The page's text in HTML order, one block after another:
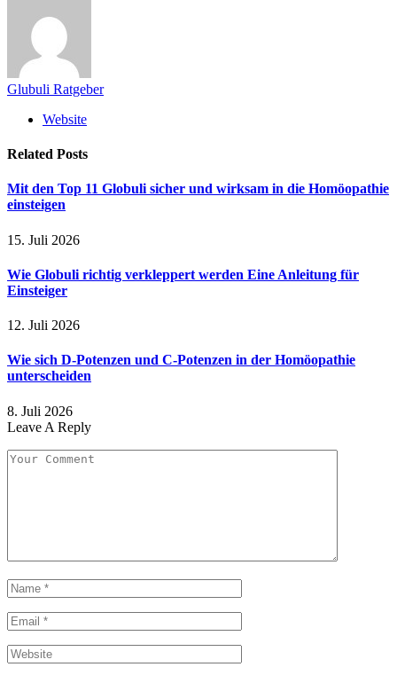
Glubuli Ratgeber
Website
Related Posts
Mit den Top 11 Globuli sicher und wirksam in die Homöopathie
einsteigen
15. Juli 2026
Wie Globuli richtig verkleppert werden Eine Anleitung für
Einsteiger
12. Juli 2026
Wie sich D-Potenzen und C-Potenzen in der Homöopathie
unterscheiden
8. Juli 2026
Leave A Reply